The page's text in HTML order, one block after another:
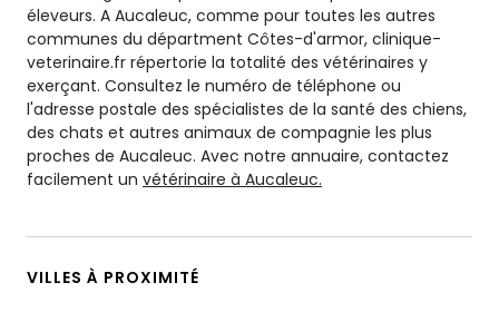
éleveurs. A Aucaleuc, comme pour toutes les autres
communes du départment Côtes-d'armor, clinique-
veterinaire.fr répertorie la totalité des vétérinaires y
exerçant. Consultez le numéro de téléphone ou
l'adresse postale des spécialistes de la santé des chiens,
des chats et autres animaux de compagnie les plus
proches de Aucaleuc. Avec notre annuaire, contactez
facilement un vétérinaire à Aucaleuc.
VILLES À PROXIMITÉ